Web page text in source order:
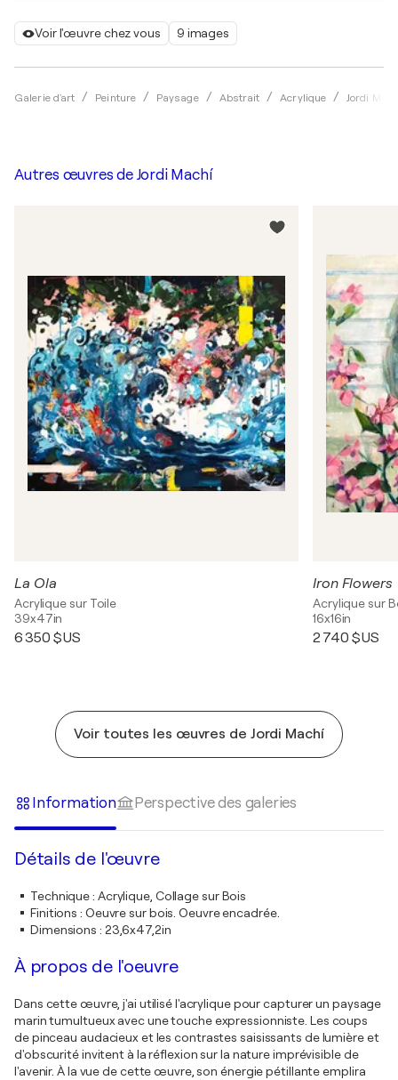
Voir l'œuvre chez vous 9 images
Galerie d'art Peinture Paysage Abstrait Acrylique Jordi
Autres œuvres de Jordi Machí
La Ola
Acrylique sur Toile
39x47in
6 350 $US
Iron Flowers
Acrylique sur
16x16in
2 740 $US
Voir toutes les œuvres de Jordi Machí
Information Perspective des galeries
Détails de l'œuvre
Technique: Acrylique, Collage sur Bois
Finitions : Oeuvre sur bois. Oeuvre encadrée.
Dimensions : 23,6x47,2in
À propos de l'oeuvre
Dans cette œuvre, j'ai utilisé l'acrylique pour capturer un paysage
marin tumultueux avec une touche expressionniste. Les coups
de pinceau audacieux et les contrastes saisissants de lumière et
d'obscurité invitent à la réflexion sur la nature imprévisible de
l'avenir. À la vue de cette œuvre, son énergie pétillante emplira